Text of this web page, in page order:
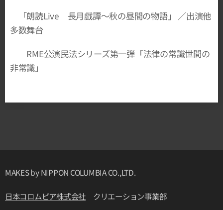
「朗読Live 長月戯譚～秋の昼間の物語」 ／出演他
多数舞台
RME公演民法シリーズ第一弾「法律の常識世間の
非常識」
MAKES by NIPPON COLUMBIA CO.,LTD.
日本コロムビア株式会社 クリエーション事業部